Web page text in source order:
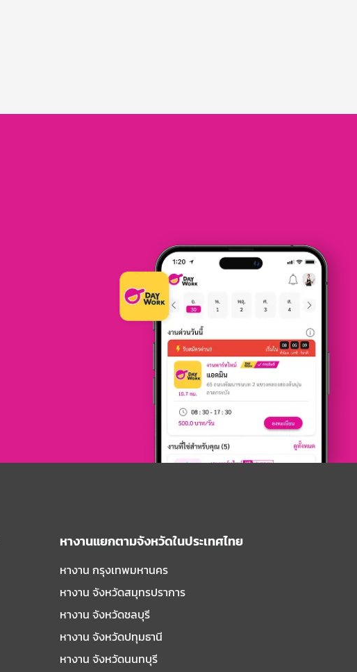
หางานแยกตามจังหวัดในประเทศไทย
หางาน กรุงเทพมหานคร
หางาน จังหวัดสมุทรปราการ
หางาน จังหวัดชลบุรี
หางาน จังหวัดปทุมธานี
หางาน จังหวัดนนทบุรี